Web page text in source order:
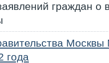
граждан о
года